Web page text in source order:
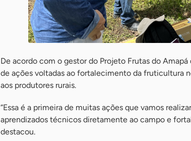
De acordo com o gestor do Projeto Frutas do
de ações voltadas ao fortalecimento da fruticultura
aos produtores rurais.
“Essa é a primeira de muitas ações que vamos
aprendizados técnicos diretamente ao campo e
destacou.